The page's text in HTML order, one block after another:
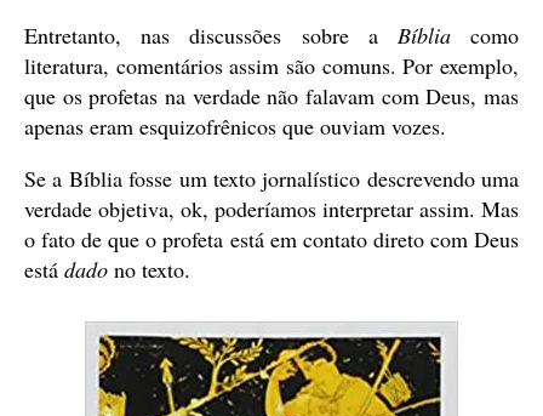
Entretanto, nas discussões sobre a Bíbliacomo
literatura, comentários assim são comuns. Por exemplo,
que os profetas na verdade não falavam com Deus, mas
apenas eram esquizofrênicos que ouviam vozes.
Se a Bíblia fosse um texto jornalístico descrevendo uma
verdade objetiva, ok, poderíamos interpretar assim. Mas
o fato de que o profeta está em contato direto com Deus
está dado no texto.